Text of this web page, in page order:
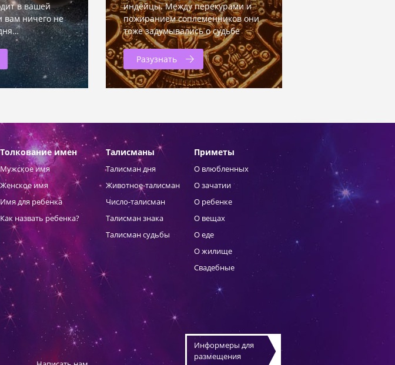
в вашей
вам ничего не
индейцы. Между перекурами и
пожиранием соплеменников они
тоже задумывались о судьбе
Разузнать
Толкование имен
Мужское имя
Женское имя
Имя для ребенка
Как назвать ребенка?
Талисманы
Талисман дня
Животное-талисман
Число-талисман
Талисман знака
Талисман судьбы
Приметы
О влюбленных
О зачатии
О ребенке
О вещах
О еде
О жилище
Свадебные
Информеры для
размещения